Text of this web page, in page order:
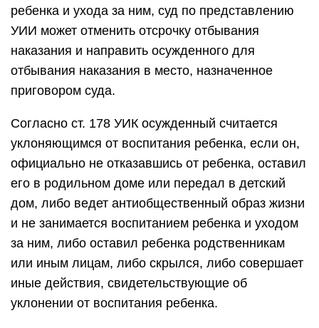
ребенка и ухода за ним, суд по представлению
УИИ может отменить отсрочку отбывания
наказания и направить осужденного для
отбывания наказания в место, назначенное
приговором суда.
Согласно ст. 178 УИК осужденный считается
уклоняющимся от воспитания ребенка, если он,
официально не отказавшись от ребенка, оставил
его в родильном доме или передал в детский
дом, либо ведет антиобщественный образ жизни
и не занимается воспитанием ребенка и уходом
за ним, либо оставил ребенка родственникам
или иным лицам, либо скрылся, либо совершает
иные действия, свидетельствующие об
уклонении от воспитания ребенка.